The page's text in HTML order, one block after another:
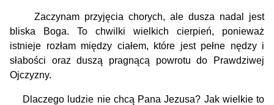
Zaczynam przyjęcia chorych, ale dusza nadal jest
bliska Boga. To chwilki wielkich cierpień, ponieważ
istnieje rozłam między ciałem, które jest pełne nędzy i
słabości oraz duszą pragnącą powrotu do Prawdziwej
Ojczyzny.
Dlaczego ludzie nie chcą Pana Jezusa? Jak wielkie to